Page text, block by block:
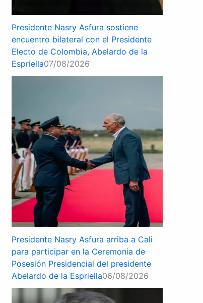
Presidente Nasry Asfura sostiene
encuentro bilateral con el Presidente
Electo de Colombia, Abelardo de la
Espriella07/08/2026
Presidente Nasry Asfura arriba a Cali
para participar en la Ceremonia de
Posesión Presidencial del presidente
Abelardo de la Espriella06/08/2026